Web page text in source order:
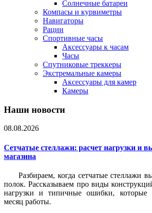
Солнечные батареи
Компасы и курвиметры
Навигаторы
Рации
Спортивные часы
Аксессуары к часам
Часы
Спутниковые треккеры
Экстремальные камеры
Аксессуары для камер
Камеры
Наши новости
08.08.2026
Сетчатые стеллажи: расчет нагрузки и
магазина
Разбираем, когда сетчатые стеллажи
полок. Рассказываем про виды
нагрузки и типичные ошибки, которые
месяц работы.